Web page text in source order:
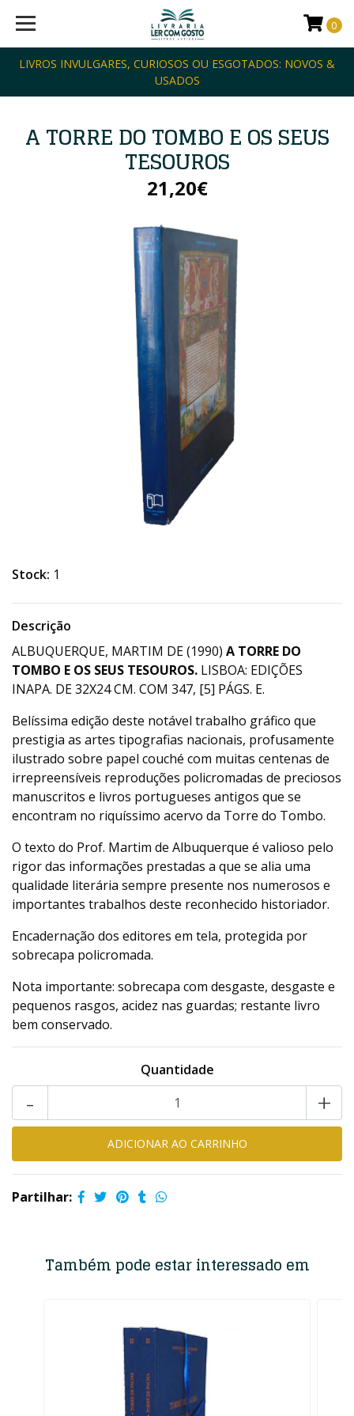
LIVROS INVULGARES, CURIOSOS OU ESGOTADOS: NOVOS &
USADOS
0
A TORRE DO TOMBO E OS SEUS
TESOUROS
21,20€
Stock: 1
Descrição
ALBUQUERQUE, MARTIM DE (1990) A TORRE DO
TOMBO E OS SEUS TESOUROS. LISBOA: EDIÇÕES
INAPA. DE 32X24 CM. COM 347, [5] PÁGS. E.
Belíssima edição deste notável trabalho gráfico que
prestigia as artes tipografias nacionais, profusamente
ilustrado sobre papel couché com muitas centenas de
irrepreensíveis reproduções policromadas de preciosos
manuscritos e livros portugueses antigos que se
encontram no riquíssimo acervo da Torre do Tombo.
O texto do Prof. Martim de Albuquerque é valioso pelo
rigor das informações prestadas a que se alia uma
qualidade literária sempre presente nos numerosos e
importantes trabalhos deste reconhecido historiador.
Encadernação dos editores em tela, protegida por
sobrecapa policromada.
Nota importante: sobrecapa com desgaste, desgaste e
pequenos rasgos, acidez nas guardas; restante livro
bem conservado.
Quantidade
+
-
Partilhar:
Também pode estar interessado em